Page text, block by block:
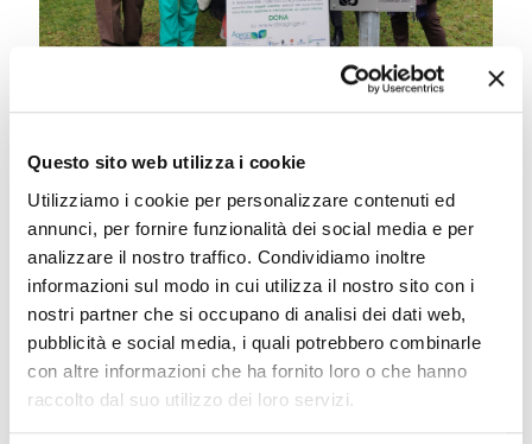
Questo sito web utilizza i cookie
Utilizziamo i cookie per personalizzare contenuti ed
annunci, per fornire funzionalità dei social media e per
analizzare il nostro traffico. Condividiamo inoltre
informazioni sul modo in cui utilizza il nostro sito con i
nostri partner che si occupano di analisi dei dati web,
pubblicità e social media, i quali potrebbero combinarle
con altre informazioni che ha fornito loro o che hanno
raccolto dal suo utilizzo dei loro servizi.
Partecipa con noi alle
iniziative per la XXII Giornata
Mondiale contro il Cancro
Infantile
Il 15 febbraio si celebrerà la XXII Giornata
Mondiale contro il Cancro Infantile, data scelta
dall’Organizzazione mondiale della sanità